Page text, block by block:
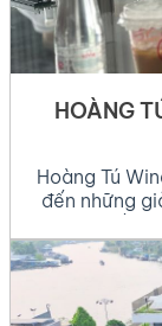
HOÀNG
TIÊN
Hoàng Tú
đến những
kiến trúc
tính bền